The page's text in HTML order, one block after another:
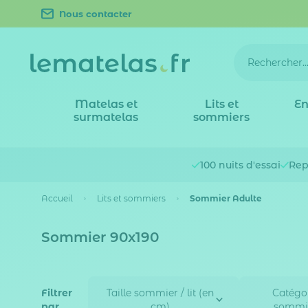
Nous contacter
Matelas et
surmatelas
Lits et
sommiers
100 nuits d'essai
Accueil Lits et sommiers Sommier Adulte
Sommier 90x190
Filtrer
Taille sommier / lit (en